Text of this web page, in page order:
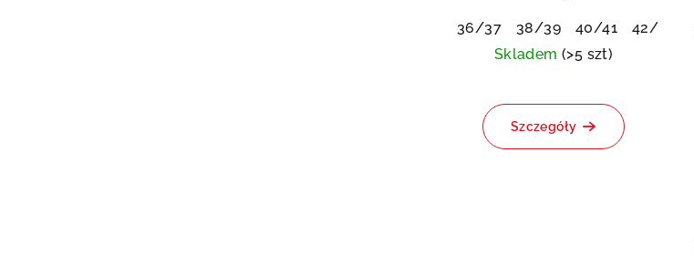
r
d
36/37 38/39 40/41 42/43
Skladem (>5 szt)
ocena
produktu
wynosi
Szczegóły